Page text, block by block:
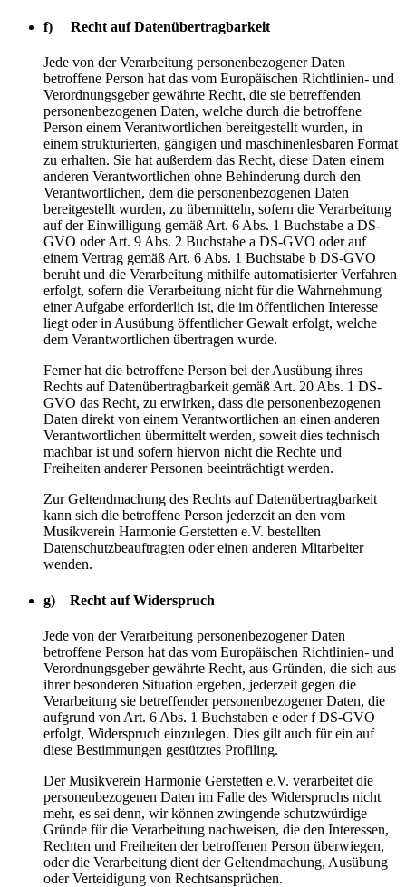
f) Recht auf Datenübertragbarkeit
Jede von der Verarbeitung personenbezogener Daten
betroffene Person hat das vom Europäischen Richtlinien- und
Verordnungsgeber gewährte Recht, die sie betreffenden
personenbezogenen Daten, welche durch die betroffene
Person einem Verantwortlichen bereitgestellt wurden, in
einem strukturierten, gängigen und maschinenlesbaren Format
zu erhalten. Sie hat außerdem das Recht, diese Daten einem
anderen Verantwortlichen ohne Behinderung durch den
Verantwortlichen, dem die personenbezogenen Daten
bereitgestellt wurden, zu übermitteln, sofern die Verarbeitung
auf der Einwilligung gemäß Art. 6 Abs. 1 Buchstabe a DS-
GVO oder Art. 9 Abs. 2 Buchstabe a DS-GVO oder auf
einem Vertrag gemäß Art. 6 Abs. 1 Buchstabe b DS-GVO
beruht und die Verarbeitung mithilfe automatisierter Verfahren
erfolgt, sofern die Verarbeitung nicht für die Wahrnehmung
einer Aufgabe erforderlich ist, die im öffentlichen Interesse
liegt oder in Ausübung öffentlicher Gewalt erfolgt, welche
dem Verantwortlichen übertragen wurde.
Ferner hat die betroffene Person bei der Ausübung ihres
Rechts auf Datenübertragbarkeit gemäß Art. 20 Abs. 1 DS-
GVO das Recht, zu erwirken, dass die personenbezogenen
Daten direkt von einem Verantwortlichen an einen anderen
Verantwortlichen übermittelt werden, soweit dies technisch
machbar ist und sofern hiervon nicht die Rechte und
Freiheiten anderer Personen beeinträchtigt werden.
Zur Geltendmachung des Rechts auf Datenübertragbarkeit
kann sich die betroffene Person jederzeit an den vom
Musikverein Harmonie Gerstetten e.V. bestellten
Datenschutzbeauftragten oder einen anderen Mitarbeiter
wenden.
g) Recht auf Widerspruch
Jede von der Verarbeitung personenbezogener Daten
betroffene Person hat das vom Europäischen Richtlinien- und
Verordnungsgeber gewährte Recht, aus Gründen, die sich aus
ihrer besonderen Situation ergeben, jederzeit gegen die
Verarbeitung sie betreffender personenbezogener Daten, die
aufgrund von Art. 6 Abs. 1 Buchstaben e oder f DS-GVO
erfolgt, Widerspruch einzulegen. Dies gilt auch für ein auf
diese Bestimmungen gestütztes Profiling.
Der Musikverein Harmonie Gerstetten e.V. verarbeitet die
personenbezogenen Daten im Falle des Widerspruchs nicht
mehr, es sei denn, wir können zwingende schutzwürdige
Gründe für die Verarbeitung nachweisen, die den Interessen,
Rechten und Freiheiten der betroffenen Person überwiegen,
oder die Verarbeitung dient der Geltendmachung, Ausübung
oder Verteidigung von Rechtsansprüchen.